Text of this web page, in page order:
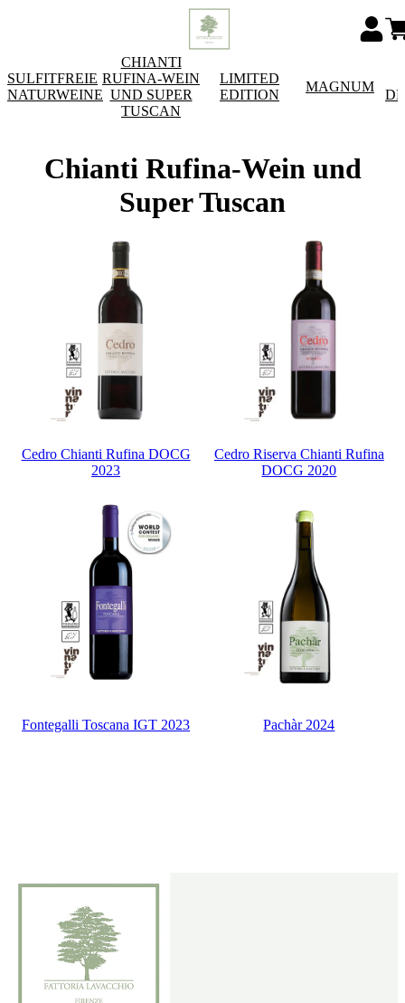
SULFITFREIE
NATURWEINE
CHIANTI
RUFINA-WEIN
UND SUPER
TUSCAN
LIMITED
EDITION
MAGNUM
Chianti Rufina-Wein und
Super Tuscan
Cedro Chianti Rufina DOCG
2023
Cedro Riserva Chianti Rufina
DOCG 2020
Fontegalli Toscana IGT 2023 Pachàr 2024